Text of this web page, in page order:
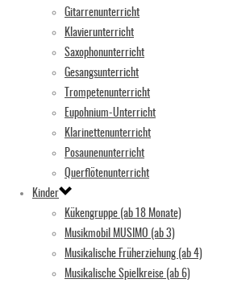
Gitarrenunterricht
Klavierunterricht
Saxophonunterricht
Gesangsunterricht
Trompetenunterricht
Eupohnium-Unterricht
Klarinettenunterricht
Posaunenunterricht
Querflötenunterricht
Kinder
Kükengruppe (ab 18 Monate)
Musikmobil MUSIMO (ab 3)
Musikalische Früherziehung (ab 4)
Musikalische Spielkreise (ab 6)